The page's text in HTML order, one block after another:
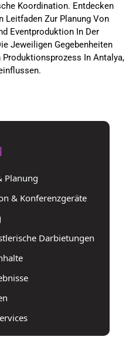
Koordination. Entdecken
Leitfaden Zur Planung Von
Eventproduktion In Der
Jeweiligen Gegebenheiten
In Antalya,
Planung
& Konferenzgeräte
Darbietungen